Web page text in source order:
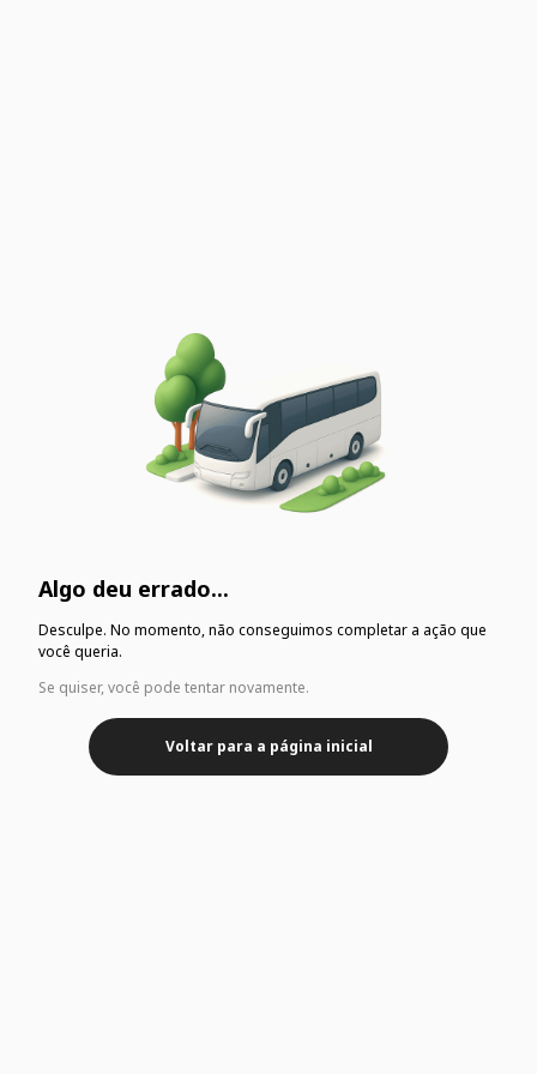
Algo deu errado...
Desculpe. No momento, não conseguimos completar a ação que
você queria.
Se quiser, você pode tentar novamente.
Voltar para a página inicial